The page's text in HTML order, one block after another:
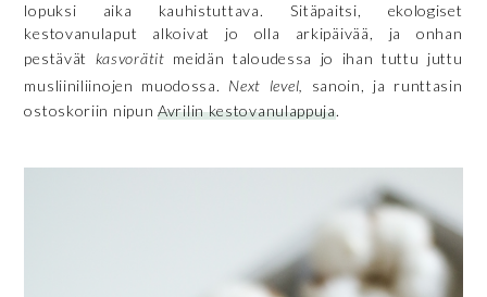
lopuksi aika kauhistuttava. Sitäpaitsi, ekologiset
kestovanulaput alkoivat jo olla arkipäivää, ja onhan
pestävät kasvorätit meidän taloudessa jo ihan tuttu juttu
musliiniliinojen muodossa. Next level, sanoin, ja runttasin
ostoskoriin nipunAvrilin kestovanulappuja.